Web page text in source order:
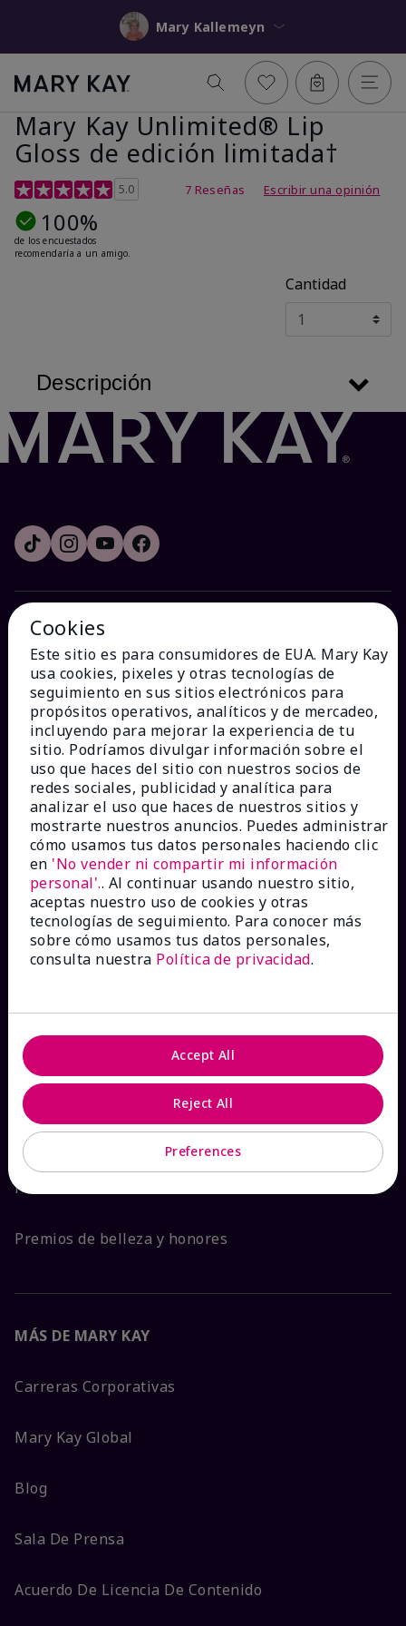
Mary Kallemeyn
Mary Kay Unlimited® Lip
Gloss de edición limitada†
Calificación de clientes de 5 de 5
5.0 7 Reseñas Escribir una opinión
100%
de los encuestados
recomendaría a un amigo.
Cantidad
Descripción
¿CÓMO PODEMOS AYUDAR?
Recibe e-mails
Ver estado del pedido
Contáctanos
Catálogos interactivos
Preguntas frecuentes
Garantía de Satisfacción
Sobre Mary Kay
Sostenibilidad
Promesa De Producto
Premios de belleza y honores
MÁS DE MARY KAY
Carreras Corporativas
Mary Kay Global
Blog
Sala De Prensa
Acuerdo De Licencia De Contenido
Cookies
Este sitio es para consumidores de EUA. Mary Kay
usa cookies, pixeles y otras tecnologías de
seguimiento en sus sitios electrónicos para
propósitos operativos, analíticos y de mercadeo,
incluyendo para mejorar la experiencia de tu
sitio. Podríamos divulgar información sobre el
uso que haces del sitio con nuestros socios de
redes sociales, publicidad y analítica para
analizar el uso que haces de nuestros sitios y
mostrarte nuestros anuncios. Puedes administrar
cómo usamos tus datos personales haciendo clic
en 'No vender ni compartir mi información
personal'.. Al continuar usando nuestro sitio,
aceptas nuestro uso de cookies y otras
tecnologías de seguimiento. Para conocer más
sobre cómo usamos tus datos personales,
consulta nuestra Política de privacidad.
Preferences
Reject All
Accept All